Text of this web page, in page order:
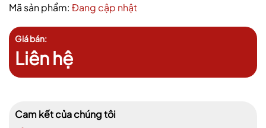
Mã sản phẩm: Đang cập nhật
Giá bán:
Liên hệ
Cam kết của chúng tôi